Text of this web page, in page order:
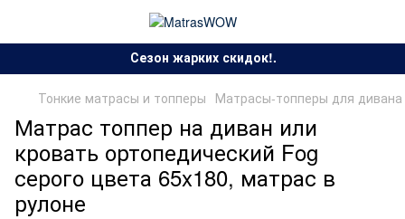
Сезон жарких скидок!.
Тонкие матрасы и топперы Матрасы-топперы для дивана
Матрас топпер на диван или
кровать ортопедический Fog
серого цвета 65x180, матрас в
рулоне